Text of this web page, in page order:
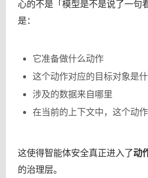
心的不是「模型是不是说了一句
是：
它准备做什么动作
这个动作对应的目标对象是
涉及的数据来自哪里
在当前的上下文中，这个动
这使得智能体安全真正进入了动
的治理层。